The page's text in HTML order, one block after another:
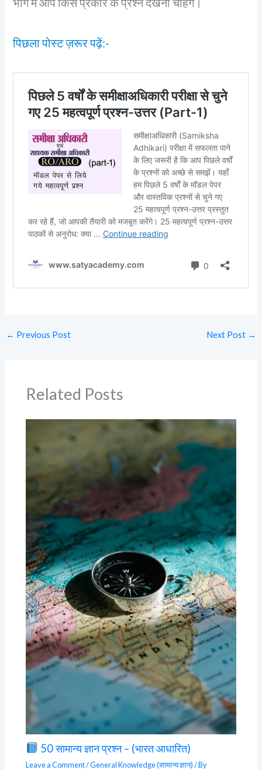
पिछला पोस्ट ज़रूर पढ़ें:-
← Previous Post Next Post →
Related Posts
50 सामान्य ज्ञान प्रश्न – (भारत आधारित)
Leave a Comment/General Knowledge (सामान्य ज्ञान)/ By